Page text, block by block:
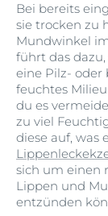
Bei bereits
sie trocken zu
Mundwinkel
führt das
eine Pilz- oder
feuchtes
du es
zu viel
diese auf, was
sich um einen
Lippen und
entzünden